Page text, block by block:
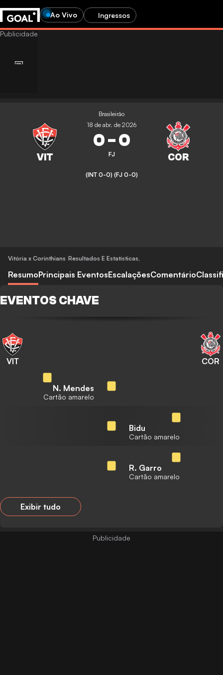
Ao Vivo Ingressos
Brasileirão
18 de abr. de 2026
0-0
FJ
(INT 0-0) (FJ 0-0)
Vitória x Corinthians Resultados E Estatísticas,
ResumoPrincipais EventosEscalaçõesComentário
EVENTOS CHAVE
VIT COR
N. Mendes
Cartão amarelo
Bidu
Cartão amarelo
R. Garro
Cartão amarelo
Exibir tudo